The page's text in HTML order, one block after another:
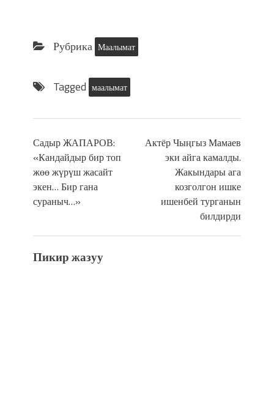
Рубрика Маалымат
Tagged маалымат
Садыр ЖАПАРОВ:
«Кандайдыр бир топ
жөө жүрүш жасайт
экен… Бир гана
сураныч…»
Актёр Чыңгыз Мамаев
эки айга камалды.
Жакындары ага
козголгон ишке
ишенбей турганын
билдирди
Пикир жазуу